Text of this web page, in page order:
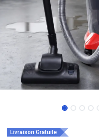
Livraison Gratuite